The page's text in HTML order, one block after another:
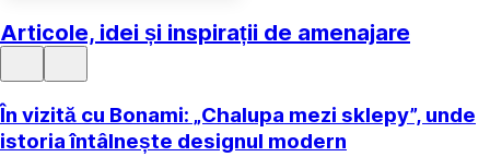
Articole, idei și inspirații de amenajare
În vizită cu Bonami: „Chalupa mezi sklepy”, unde
istoria întâlnește designul modern